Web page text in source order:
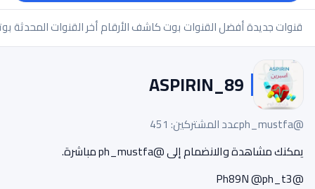
قنوات جديدةأفضل القنواتبوت كاشف الأرقامأخر القنوات المحدثة
ASPIRIN_89
@ph_mustfa
عدد المشتركين: 451
يمكنك مشاهدة والانضمام إلى @ph_mustfa مباشرة.
@Ph89N @ph_t3